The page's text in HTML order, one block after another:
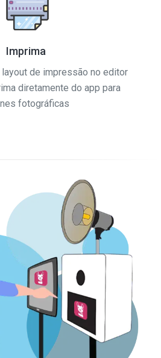
Imprima
de impressão no editor
diretamente do app para
fotográficas